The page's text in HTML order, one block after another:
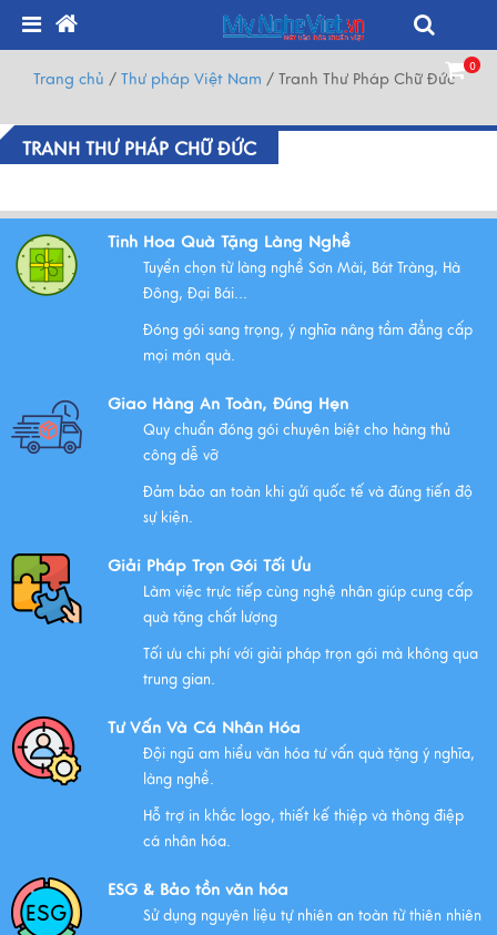
0
Trang chủ / Thư pháp Việt Nam / Tranh Thư Pháp Chữ Đức
TRANH THƯ PHÁP CHỮ ĐỨC
Tinh Hoa Quà Tặng Làng Nghề
Tuyển chọn từ làng nghề Sơn Mài, Bát Tràng, Hà
Đông, Đại Bái...
Đóng gói sang trọng, ý nghĩa nâng tầm đẳng cấp
mọi món quà.
Giao Hàng An Toàn, Đúng Hẹn
Quy chuẩn đóng gói chuyên biệt cho hàng thủ
công dễ vỡ
Đảm bảo an toàn khi gửi quốc tế và đúng tiến độ
sự kiện.
Giải Pháp Trọn Gói Tối Ưu
Làm việc trực tiếp cùng nghệ nhân giúp cung cấp
quà tặng chất lượng
Tối ưu chi phí với giải pháp trọn gói mà không qua
trung gian.
Tư Vấn Và Cá Nhân Hóa
Đội ngũ am hiểu văn hóa tư vấn quà tặng ý nghĩa,
làng nghề.
Hỗ trợ in khắc logo, thiết kế thiệp và thông điệp
cá nhân hóa.
ESG & Bảo tồn văn hóa
Sử dụng nguyên liệu tự nhiên an toàn từ thiên nhiên